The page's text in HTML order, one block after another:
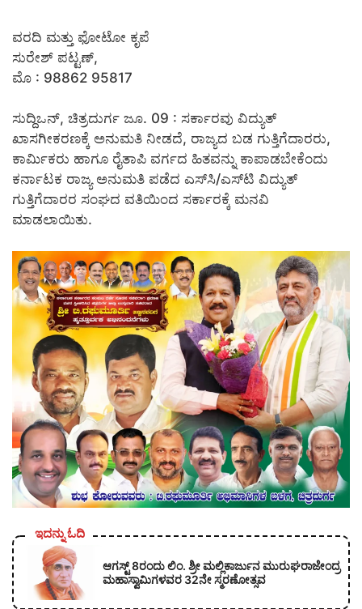
ವರದಿ ಮತ್ತು ಫೋಟೋ ಕೃಪೆ
ಸುರೇಶ್ ಪಟ್ಟಣ್,
ಮೊ : 98862 95817
ಸುದ್ದಿಒನ್, ಚಿತ್ರದುರ್ಗ ಜೂ. 09 : ಸರ್ಕಾರವು ವಿದ್ಯುತ್
ಖಾಸಗೀಕರಣಕ್ಕೆ ಅನುಮತಿ ನೀಡದೆ, ರಾಜ್ಯದ ಬಡ ಗುತ್ತಿಗೆದಾರರು,
ಕಾರ್ಮಿಕರು ಹಾಗೂ ರೈತಾಪಿ ವರ್ಗದ ಹಿತವನ್ನು ಕಾಪಾಡಬೇಕೆಂದು
ಕರ್ನಾಟಕ ರಾಜ್ಯ ಅನುಮತಿ ಪಡೆದ ಎಸ್‍ಸಿ/ಎಸ್‍ಟಿ ವಿದ್ಯುತ್
ಗುತ್ತಿಗೆದಾರರ ಸಂಘದ ವತಿಯಿಂದ ಸರ್ಕಾರಕ್ಕೆ ಮನವಿ
ಮಾಡಲಾಯಿತು.
ಇದನ್ನು ಓದಿ
ಆಗಸ್ಟ್ 8ರಂದು ಲಿಂ. ಶ್ರೀ ಮಲ್ಲಿಕಾರ್ಜುನ ಮುರುಘರಾಜೇಂದ್ರ
ಮಹಾಸ್ವಾಮಿಗಳವರ 32ನೇ ಸ್ಮರಣೋತ್ಸವ